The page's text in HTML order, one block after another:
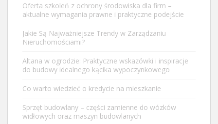
Oferta szkoleń z ochrony środowiska dla firm –
aktualne wymagania prawne i praktyczne podejście
Jakie Są Najważniejsze Trendy w Zarządzaniu
Nieruchomościami?
Altana w ogrodzie: Praktyczne wskazówki i inspiracje
do budowy idealnego kącika wypoczynkowego
Co warto wiedzieć o kredycie na mieszkanie
Sprzęt budowlany – części zamienne do wózków
widłowych oraz maszyn budowlanych